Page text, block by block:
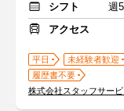
シフト
週
アクセス
平日 未経験者歓迎
履歴書不要
株式会社スタッフサー